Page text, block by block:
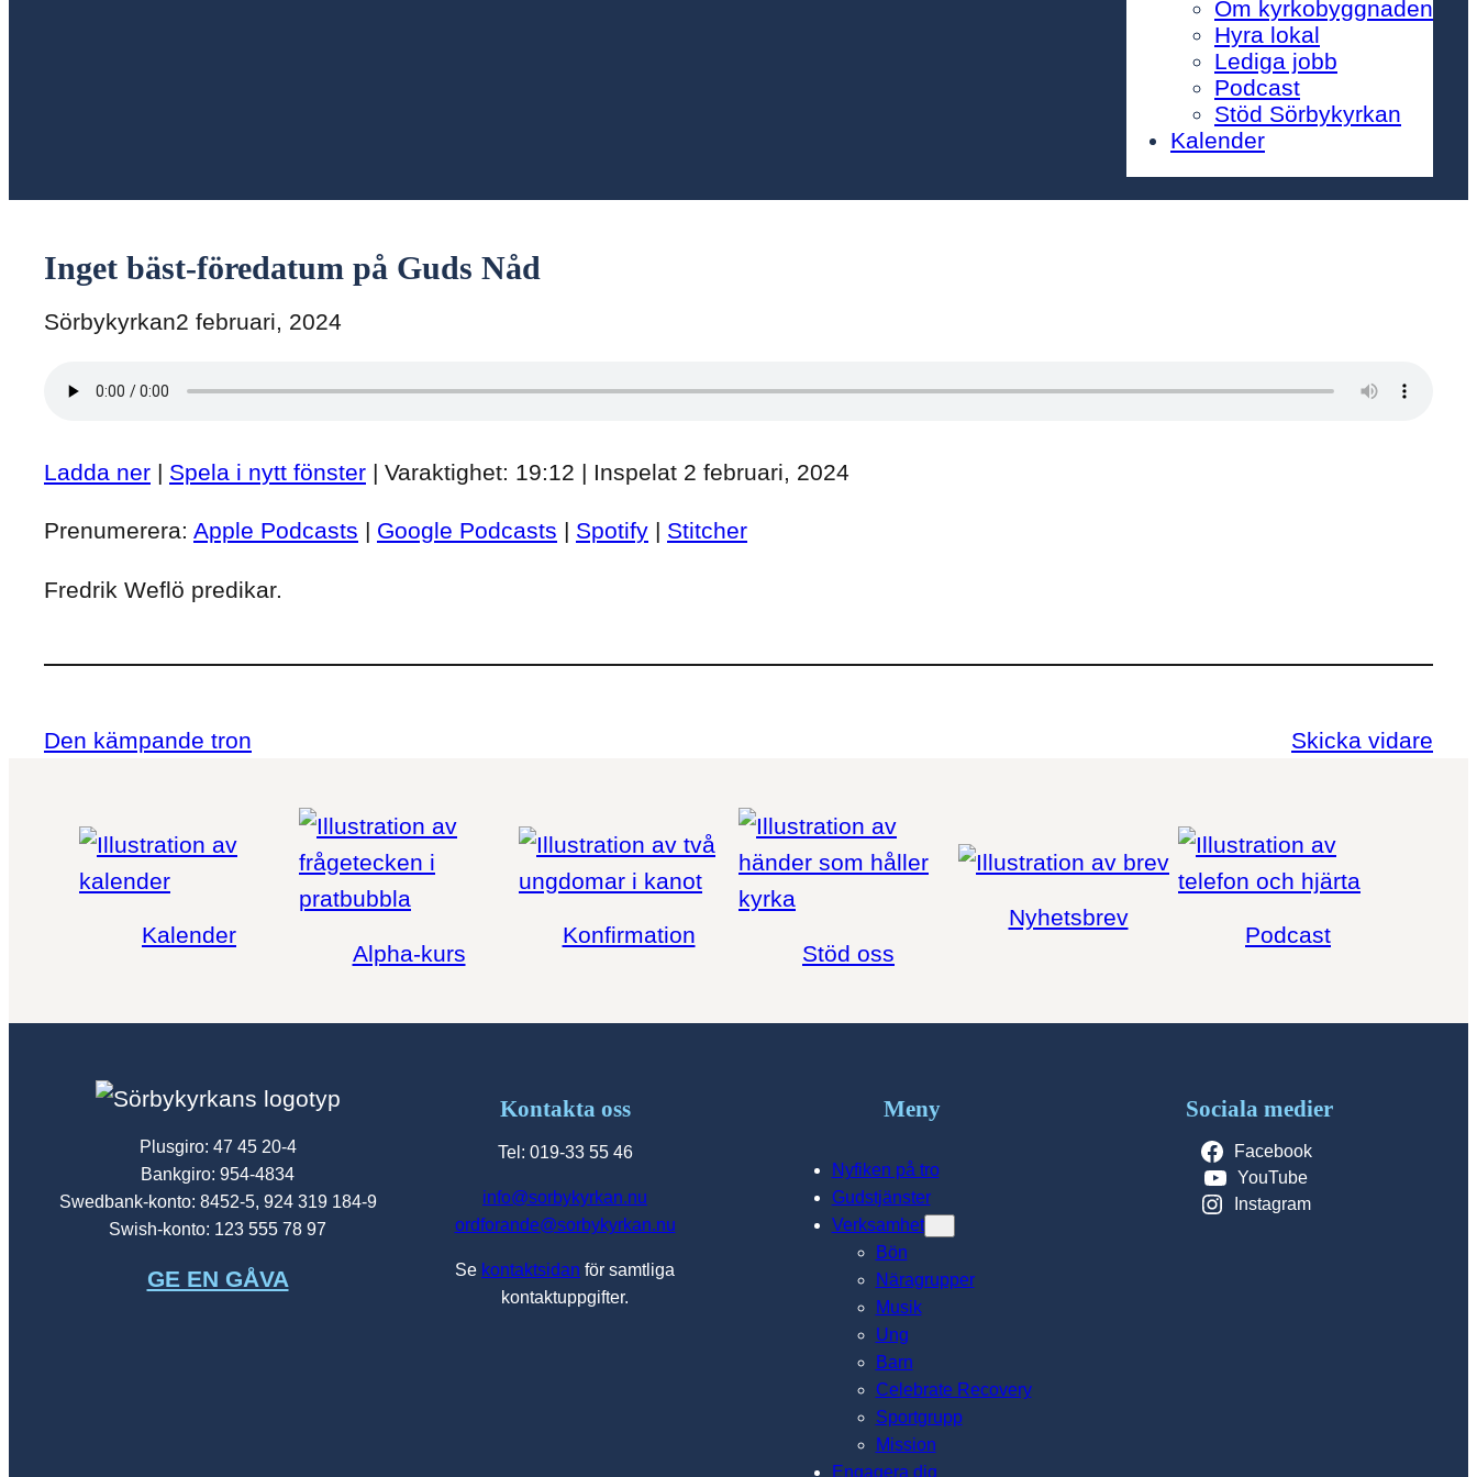
Om kyrkobyggnaden
Hyra lokal
Lediga jobb
Podcast
Stöd Sörbykyrkan
Kalender
Inget bäst-föredatum på Guds Nåd
Sörbykyrkan2 februari, 2024
Ladda ner | Spela i nytt fönster | Varaktighet: 19:12 | Inspelat 2 februari, 2024
Prenumerera: Apple Podcasts | Google Podcasts | Spotify | Stitcher
Fredrik Weflö predikar.
Den kämpande tron Skicka vidare
Kalender
Alpha-kurs
Konfirmation
Stöd oss
Nyhetsbrev
Podcast
Plusgiro: 47 45 20-4
Bankgiro: 954-4834
Swedbank-konto: 8452-5, 924 319 184-9
Swish-konto: 123 555 78 97
GE EN GÅVA
Kontakta oss
Tel: 019-33 55 46
info@sorbykyrkan.nu
ordforande@sorbykyrkan.nu
Se kontaktsidan för samtliga
kontaktuppgifter.
Meny
Nyfiken på tro
Gudstjänster
Verksamhet
Bön
Näragrupper
Musik
Ung
Barn
Celebrate Recovery
Sportgrupp
Mission
Engagera dig
Sociala medier
Facebook
YouTube
Instagram